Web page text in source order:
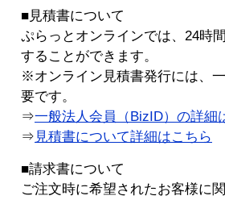
■見積書について
ぷらっとオンラインでは、24時
することができます。
※オンライン見積書発行には、
要です。
⇒一般法人会員（BizID）の詳細
⇒ 見積書について詳細はこちら
■請求書について
ご注文時に希望されたお客様に